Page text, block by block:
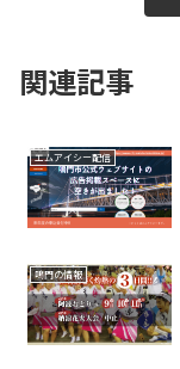
関連記事
エムアイシー配信
鳴門の情報